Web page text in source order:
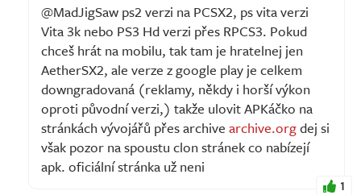
@MadJigSaw ps2 verzi na PCSX2, ps vita verzi
Vita 3k nebo PS3 Hd verzi přes RPCS3. Pokud
chceš hrát na mobilu, tak tam je hratelnej jen
AetherSX2, ale verze z google play je celkem
downgradovaná (reklamy, někdy i horší výkon
oproti původní verzi,) takže ulovit APKáčko na
stránkách vývojářů přes archive archive.orgdej si
však pozor na spoustu clon stránek co nabízejí
apk. oficiální stránka už neni
1